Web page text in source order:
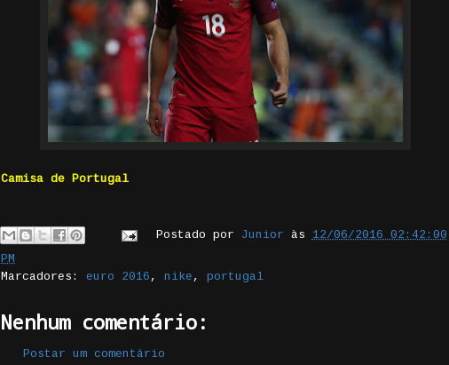
Camisa de Portugal
Postado por Junior às 12/06/2016 02:42:00
PM
Marcadores: euro 2016 , nike , portugal
Nenhum comentário:
Postar um comentário